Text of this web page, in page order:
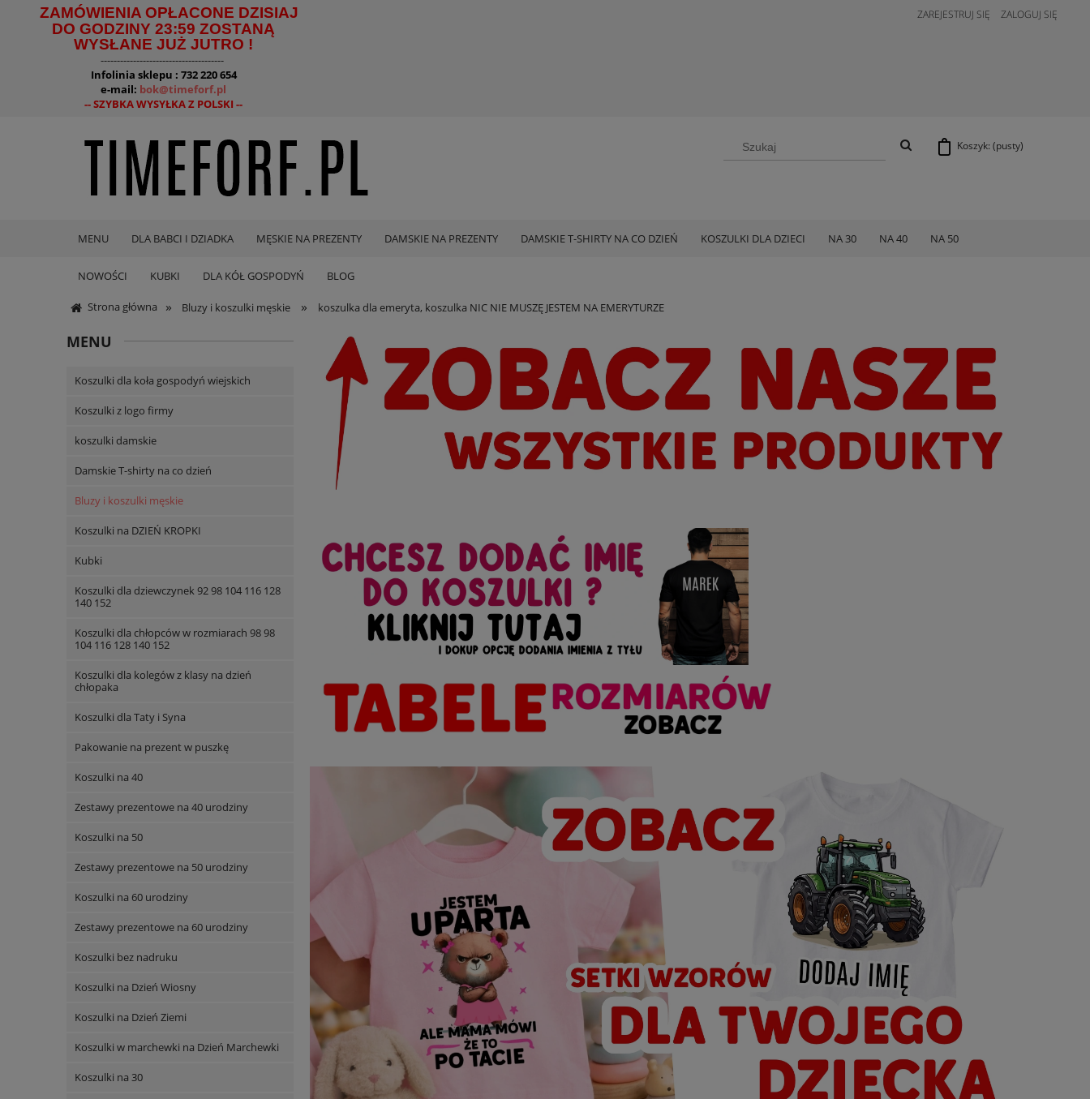
ZAMÓWIENIA OPŁACONE DZISIAJ
DO GODZINY 23:59 ZOSTANĄ
WYSŁANE JUŻ JUTRO !
--------------------------------------
Infolinia sklepu : 732 220 654
e-mail: bok@timeforf.pl
-- SZYBKA WYSYŁKA Z POLSKI --
ZAREJESTRUJ SIĘ ZALOGUJ SIĘ
Koszyk: (pusty)
MENU DLA BABCI I DZIADKA MĘSKIE NA PREZENTY DAMSKIE NA PREZENTY DAMSKIE T-SHIRTY NA CO DZIEŃ KOSZULKI DLA DZIECI NA 30 NA 40 NA 50
NOWOŚCI KUBKI DLA KÓŁ GOSPODYŃ BLOG
Strona główna » Bluzy i koszulki męskie » koszulka dla emeryta, koszulka NIC NIE MUSZĘ JESTEM NA EMERYTURZE
MENU
Koszulki dla koła gospodyń wiejskich
Koszulki z logo firmy
koszulki damskie
Damskie T-shirty na co dzień
Bluzy i koszulki męskie
Koszulki na DZIEŃ KROPKI
Kubki
Koszulki dla dziewczynek 92 98 104 116 128
140 152
Koszulki dla chłopców w rozmiarach 98 98
104 116 128 140 152
Koszulki dla kolegów z klasy na dzień
chłopaka
Koszulki dla Taty i Syna
Pakowanie na prezent w puszkę
Koszulki na 40
Zestawy prezentowe na 40 urodziny
Koszulki na 50
Zestawy prezentowe na 50 urodziny
Koszulki na 60 urodziny
Zestawy prezentowe na 60 urodziny
Koszulki bez nadruku
Koszulki na Dzień Wiosny
Koszulki na Dzień Ziemi
Koszulki w marchewki na Dzień Marchewki
Koszulki na 30